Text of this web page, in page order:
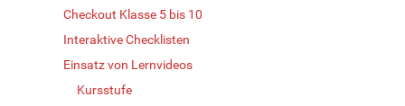
Checkout Klasse 5 bis 10
Interaktive Checklisten
Einsatz von Lernvideos
Kursstufe